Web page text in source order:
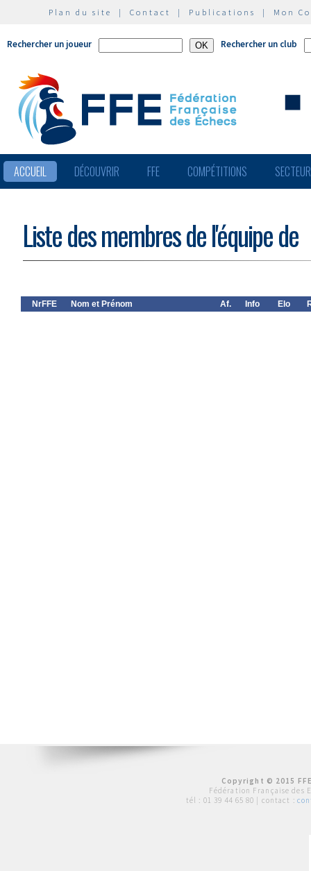
Plan du site | Contact | Publications | Mon
Rechercher un joueur Rechercher un club
ACCUEIL DÉCOUVRIR FFE COMPÉTITIONS
Liste des membres de l'équipe de
NrFFE Nom et Prénom Af. Info Elo
Copyright © 2015
Fédération Française des
tél : 01 39 44 65 80 | contact :